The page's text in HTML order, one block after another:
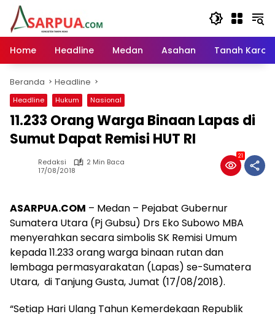
Langsung
konten
Home
Headline Medan Asahan Tanah Karo
Beranda Headline
Headline Hukum Nasional
11.233 Orang Warga Binaan Lapas di
Sumut Dapat Remisi HUT RI
Redaksi
2 Min Baca
17/08/2018
21
ASARPUA.COM – Medan – Pejabat Gubernur
Sumatera Utara (Pj Gubsu) Drs Eko Subowo MBA
menyerahkan secara simbolis SK Remisi Umum
kepada 11.233 orang warga binaan rutan dan
lembaga permasyarakatan (Lapas) se-Sumatera
Utara, di Tanjung Gusta, Jumat (17/08/2018).
“Setiap Hari Ulang Tahun Kemerdekaan Republik